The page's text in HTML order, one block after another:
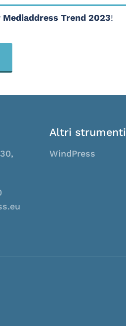
Trend 2023!
Altri strumenti
WindPress